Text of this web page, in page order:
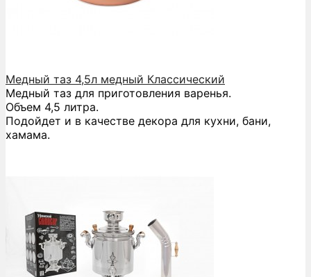
Медный таз 4,5л медный Классический
Медный таз для приготовления варенья.
Объем 4,5 литра.
Подойдет и в качестве декора для кухни, бани,
хамама.